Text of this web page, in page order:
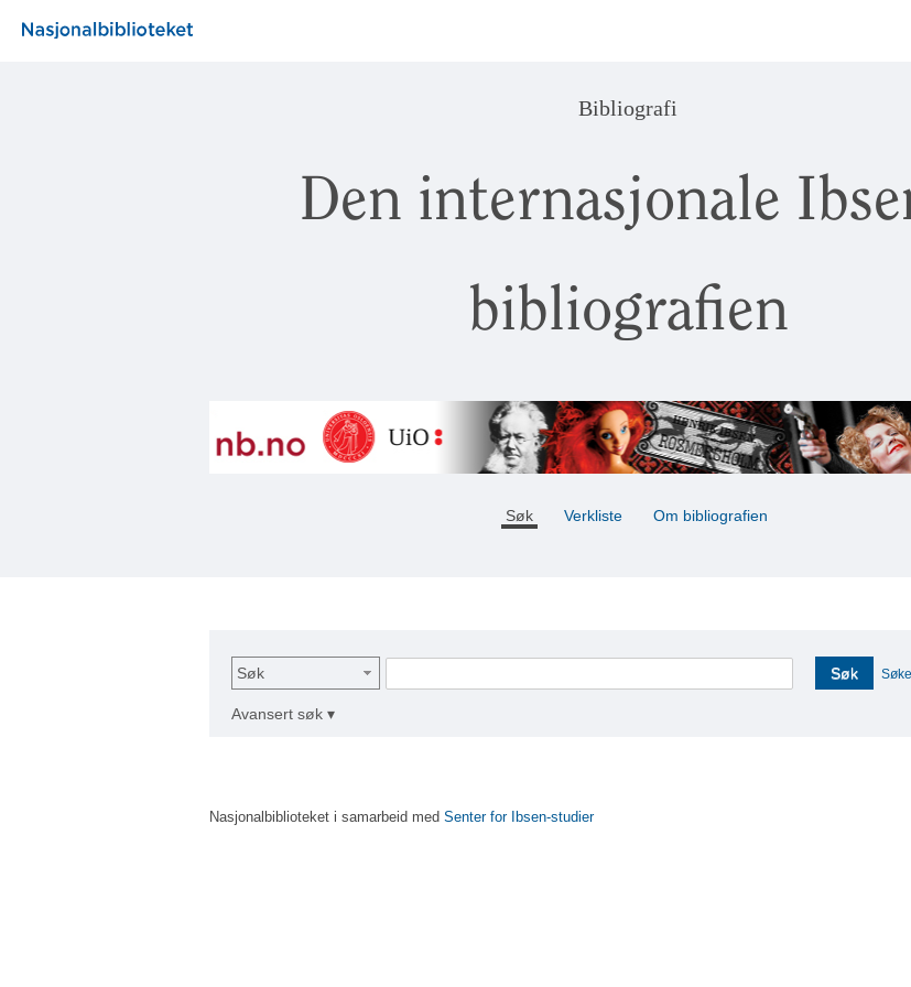
Bibliografi
Den internasjonale
bibliografien
Søk Verkliste Om bibliografien
Søk Søk
Avansert søk ▾
Nasjonalbiblioteket i samarbeid med Senter for Ibsen-studier